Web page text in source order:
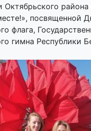
Октябрьского
посвященной
флага,
гимна Республики